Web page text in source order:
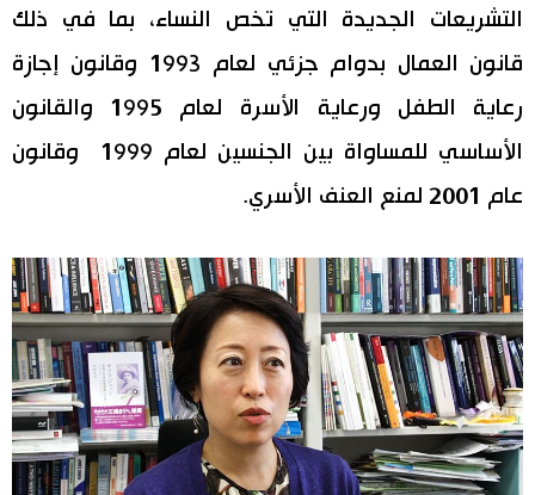
التشريعات الجديدة التي تخص النساء، بما في ذلك
قانون العمال بدوام جزئي لعام 1993 وقانون إجازة
رعاية الطفل ورعاية الأسرة لعام 1995 والقانون
الأساسي للمساواة بين الجنسين لعام 1999 وقانون
عام 2001 لمنع العنف الأسري.